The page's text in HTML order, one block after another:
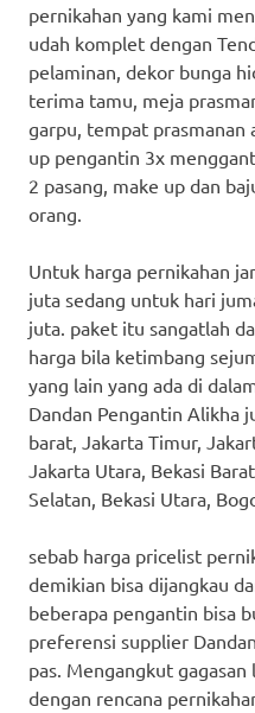
pernikahan yang kami
udah komplet dengan
pelaminan, dekor bunga
terima tamu, meja
garpu, tempat prasmanan
up pengantin 3x
2 pasang, make up dan
orang.
Untuk harga pernikahan
juta sedang untuk hari
juta. paket itu sangatlah
harga bila ketimbang
yang lain yang ada di
Dandan Pengantin Alikha
barat, Jakarta Timur,
Jakarta Utara, Bekasi
Selatan, Bekasi Utara,
sebab harga pricelist
demikian bisa dijangkau
beberapa pengantin bisa
preferensi supplier
pas. Mengangkut
dengan rencana